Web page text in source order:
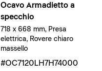
Ocavo Armadietto a
specchio
718 x 668 mm, Presa
elettrica, Rovere chiaro
massello
#OC7120LH7H74000